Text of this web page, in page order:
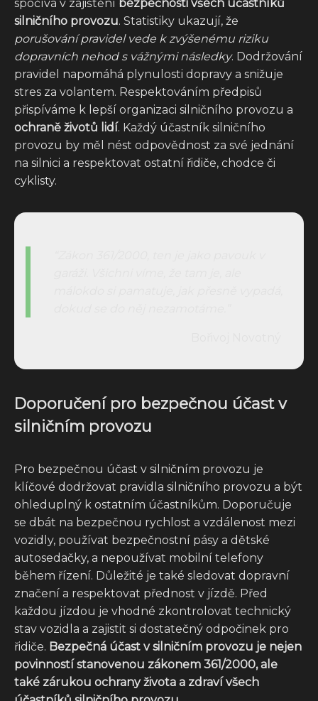
spočívá v zajištění bezpečnosti všech účastníků
silničního provozu. Statistiky ukazují, že
porušování pravidel vede k zvýšenému riziku
dopravních nehod s vážnými následky. Dodržování
pravidel napomáhá plynulosti dopravy a snižuje
stres za volantem. Respektováním předpisů
přispíváme k lepší organizaci silničního provozu a
ochraně životů lidí. Každý účastník silničního
provozu by měl nést odpovědnost za své jednání
na silnici a respektovat ostatní řidiče, chodce či
cyklisty.
Doporučení pro bezpečnou účast v
silničním provozu
Pro bezpečnou účast v silničním provozu je
klíčové dodržovat pravidla silničního provozu a být
ohleduplný k ostatním účastníkům. Doporučuje
se dbát na bezpečnou rychlost a vzdálenost mezi
vozidly, používat bezpečnostní pásy a dětské
autosedačky, a nepoužívat mobilní telefony
během řízení. Důležité je také sledovat dopravní
značení a respektovat přednost v jízdě. Před
každou jízdou je vhodné zkontrolovat technický
stav vozidla a zajistit si dostatečný odpočinek pro
řidiče. Bezpečná účast v silničním provozu je nejen
povinností stanovenou zákonem 361/2000, ale
také zárukou ochrany života a zdraví všech